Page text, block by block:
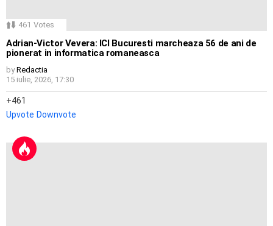
461 Votes
Adrian-Victor Vevera: ICI Bucuresti marcheaza 56 de ani de
pionerat in informatica romaneasca
by Redactia
15 iulie, 2026, 17:30
461
Upvote Downvote